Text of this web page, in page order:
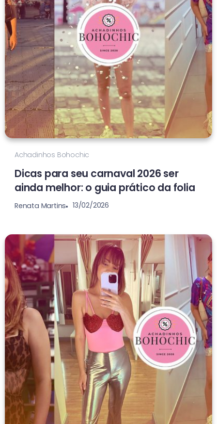
Achadinhos Bohochic
Dicas para seu carnaval 2026 ser
ainda melhor: o guia prático da folia
Renata Martins 13/02/2026